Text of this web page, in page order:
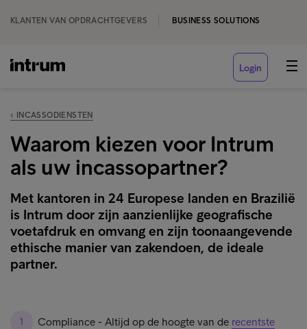
KLANTEN VAN OPDRACHTGEVERS BUSINESS SOLUTIONS
Login
‹ INCASSODIENSTEN
Waarom kiezen voor Intrum
als uw incassopartner?
Met kantoren in 24 Europese landen en Brazilië
is Intrum door zijn aanzienlijke geografische
voetafdruk en omvang en zijn toonaangevende
ethische manier van zakendoen, de ideale
partner.
Compliance - Altijd op de hoogte van de recentste